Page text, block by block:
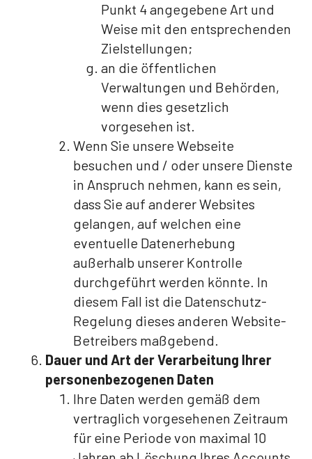
Punkt 4 angegebene Art und
Weise mit den entsprechenden
Zielstellungen;
an die öffentlichen
Verwaltungen und Behörden,
wenn dies gesetzlich
vorgesehen ist.
Wenn Sie unsere Webseite
besuchen und / oder unsere Dienste
in Anspruch nehmen, kann es sein,
dass Sie auf anderer Websites
gelangen, auf welchen eine
eventuelle Datenerhebung
außerhalb unserer Kontrolle
durchgeführt werden könnte. In
diesem Fall ist die Datenschutz-
Regelung dieses anderen Website-
Betreibers maßgebend.
Dauer und Art der Verarbeitung Ihrer
personenbezogenen Daten
Ihre Daten werden gemäß dem
vertraglich vorgesehenen Zeitraum
für eine Periode von maximal 10